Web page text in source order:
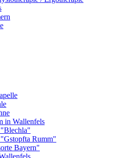
in Wallenfels
Rumm"
Bayern"